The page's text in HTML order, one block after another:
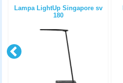
Lampa LightUp Singapore sv
180